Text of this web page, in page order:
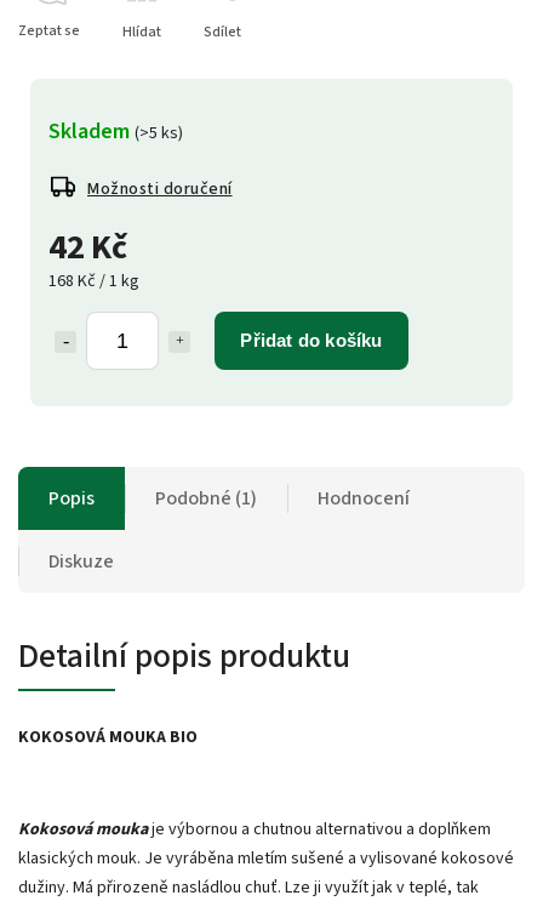
42 Kč
168 Kč / 1 kg
Přidat do košíku
Skladem (>5 ks)
Možnosti doručení
Zeptat se Hlídat Sdílet
Popis Podobné (1) Hodnocení
Diskuze
Detailní popis produktu
KOKOSOVÁ MOUKA BIO
Kokosová moukaje výbornou a chutnou alternativou a doplňkem
klasických mouk. Je vyráběna mletím sušené a vylisované kokosové
dužiny. Má přirozeně nasládlou chuť. Lze ji využít jak v teplé, tak